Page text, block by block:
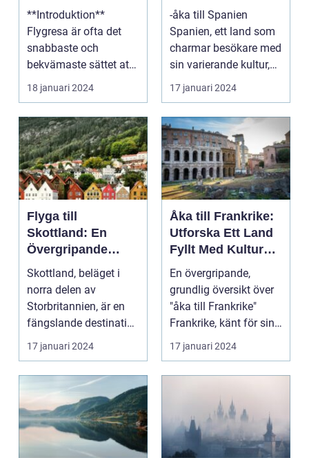
**Introduktion**
Flygresa är ofta det
snabbaste och
bekvämaste sättet att
resa till England från
ol...
18 januari 2024
-åka till Spanien
Spanien, ett land som
charmar besökare med
sin varierande kultur,
vackra stränder...
17 januari 2024
Flyga till
Skottland: En
Övergripande
Översikt
Skottland, beläget i
norra delen av
Storbritannien, är en
fängslande destination
för turister världe...
17 januari 2024
Åka till Frankrike:
Utforska Ett Land
Fyllt Med Kultur
och Skönhet
En övergripande,
grundlig översikt över
"åka till Frankrike"
Frankrike, känt för sin
rika historia,...
17 januari 2024